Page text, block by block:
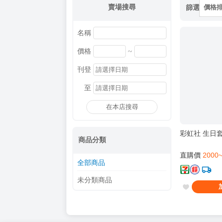
賣場搜尋
名稱
價格 ~
刊登
至
在本店搜尋
商品分類
全部商品
未分類商品
篩選 價格
彩虹社 生日
直購價